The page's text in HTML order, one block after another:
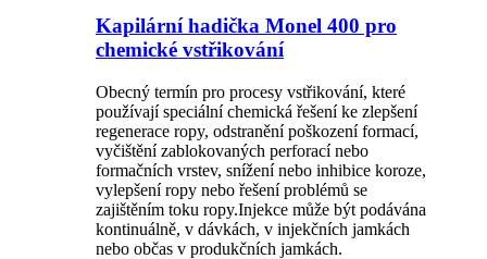
Kapilární hadička Monel 400 pro
chemické vstřikování
Obecný termín pro procesy vstřikování, které
používají speciální chemická řešení ke zlepšení
regenerace ropy, odstranění poškození formací,
vyčištění zablokovaných perforací nebo
formačních vrstev, snížení nebo inhibice koroze,
vylepšení ropy nebo řešení problémů se
zajištěním toku ropy.Injekce může být podávána
kontinuálně, v dávkách, v injekčních jamkách
nebo občas v produkčních jamkách.